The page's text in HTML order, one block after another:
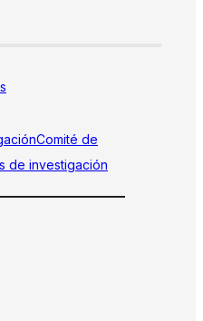
Comité de
de investigación